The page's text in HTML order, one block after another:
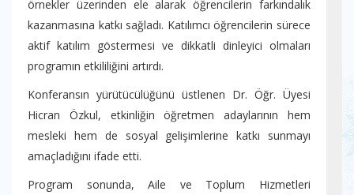
örnekler üzerinden ele alarak öğrencilerin farkındalık
kazanmasına katkı sağladı. Katılımcı öğrencilerin sürece
aktif katılım göstermesi ve dikkatli dinleyici olmaları
programın etkililiğini artırdı.
Konferansın yürütücülüğünü üstlenen Dr. Öğr. Üyesi
Hicran Özkul, etkinliğin öğretmen adaylarının hem
mesleki hem de sosyal gelişimlerine katkı sunmayı
amaçladığını ifade etti.
Program sonunda, Aile ve Toplum Hizmetleri